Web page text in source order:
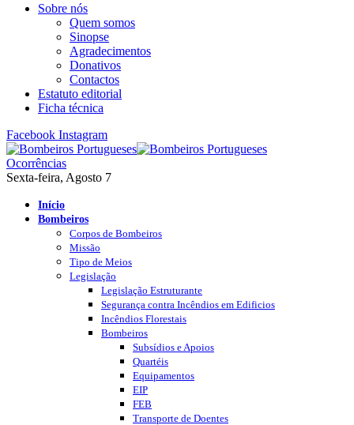
Sobre nós
Quem somos
Sinopse
Agradecimentos
Donativos
Contactos
Estatuto editorial
Ficha técnica
Facebook Instagram
Ocorrências
Sexta-feira, Agosto 7
Início
Bombeiros
Corpos de Bombeiros
Missão
Tipo de Meios
Legislação
Legislação Estruturante
Segurança contra Incêndios em Edificios
Incêndios Florestais
Bombeiros
Subsídios e Apoios
Quartéis
Equipamentos
EIP
FEB
Transporte de Doentes